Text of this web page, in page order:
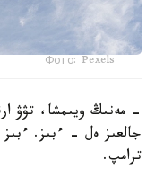
Фото: Pexels
- مەنىڭ ويىمشا، تۋۋ
جالعىز ەل - ءبىز. ءبىز
ترامپ.